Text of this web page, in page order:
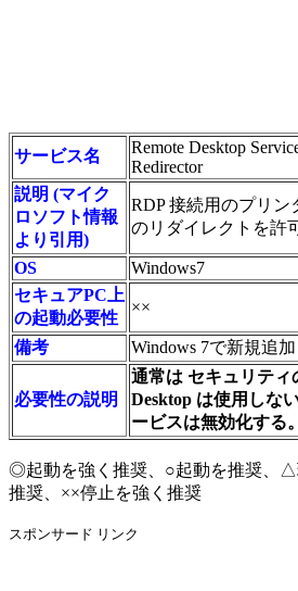
サービス名
Remote Desktop
Redirector
説明 (マイク
ロソフト情報
より引用)
RDP 接続用のプリン
のリダイレクトを許
OS
Windows7
セキュアPC上
の起動必要性
××
備考 Windows 7で新規追
必要性の説明
通常は セキュリティ
Desktop は使用しな
ービスは無効化する。
◎起動を強く推奨、○起動を推奨、△
推奨、××停止を強く推奨
スポンサード リンク